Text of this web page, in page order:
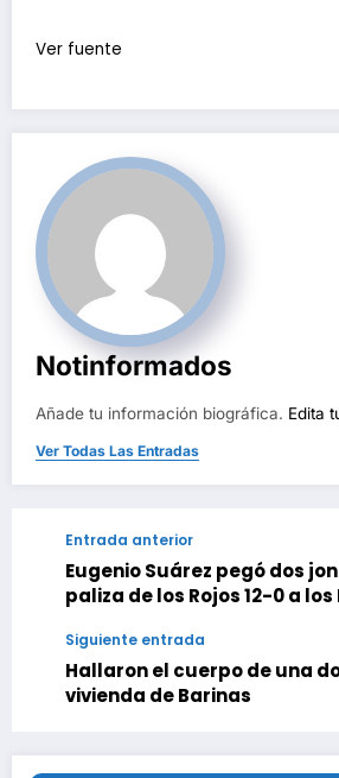
Ver fuente
Notinformados
Añade tu información biográfica. Edita
Ver Todas Las Entradas
Entrada anterior
Eugenio Suárez pegó dos
paliza de los Rojos 12-0 a los
Siguiente entrada
Hallaron el cuerpo de una
vivienda de Barinas